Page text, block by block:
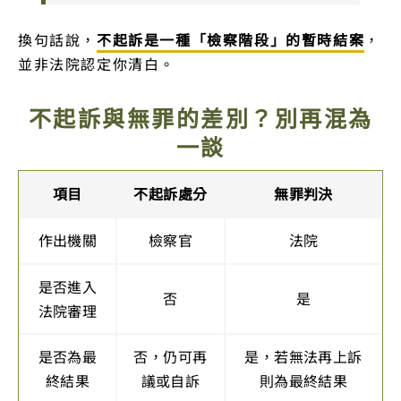
換句話說， 不起訴是一種「檢察階段」的暫時結案 ，
並非法院認定你清白。
不起訴與無罪的差別？別再混為
一談
項目 不起訴處分 無罪判決
作出機關 檢察官 法院
是否進入
法院審理
否 是
是否為最
終結果
否，仍可再
議或自訴
是，若無法再上訴
則為最終結果